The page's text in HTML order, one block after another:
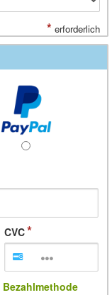
* erforderlich
CVC